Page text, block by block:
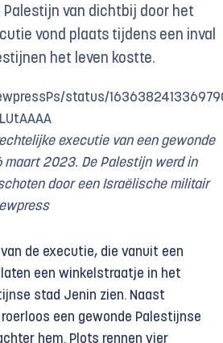
Palestijn van dichtbij door het
vond plaats tijdens een inval
het leven kostte.
status/
executie van een gewonde
maart 2023. De Palestijn werd in
door een Israëlische militair
van de executie, die vanuit een
een winkelstraatje in het
stad Jenin zien. Naast
een gewonde Palestijnse
hem. Plots rennen vier